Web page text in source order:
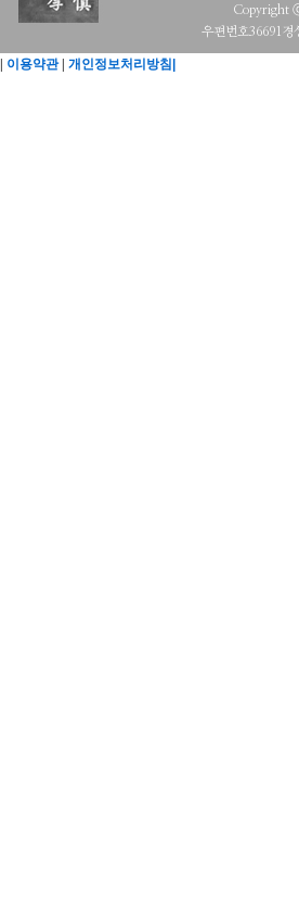
이용약관| 개인정보처리방침|
Copyright
우편번호36691